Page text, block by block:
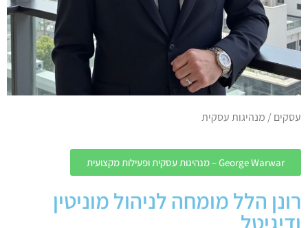
עסקים / מנהיגות עסקית
George Warwar – מנהיגות עסקית ופעילות מקצועית
רונן הלל מומחה לניהול מוניטין